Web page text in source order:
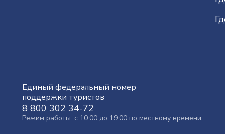
Единый федеральный номер
поддержки туристов
8 800 302 34-72
Режим работы: с 10:00 до 19:00 по местному времени